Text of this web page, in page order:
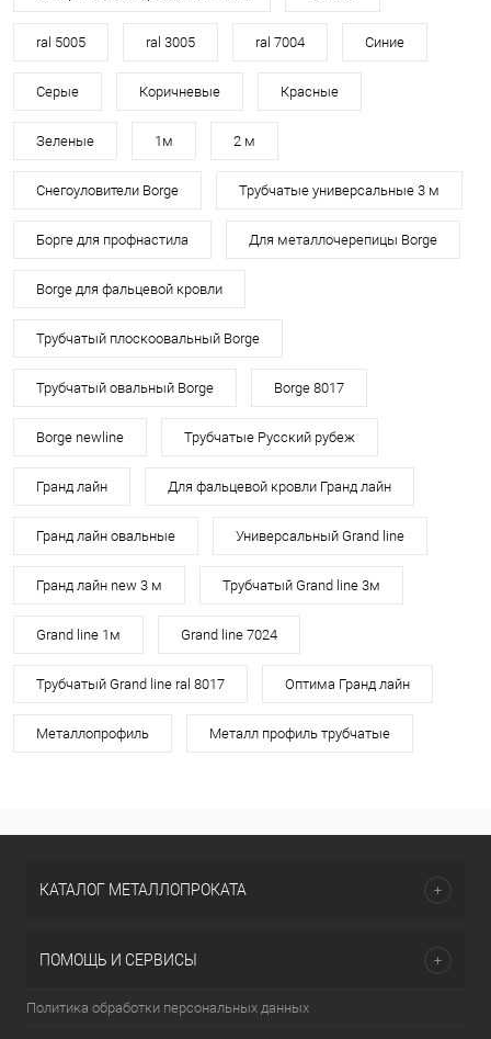
ral 5005 ral 3005 ral 7004 Синие
Серые Коричневые Красные
Зеленые 1м 2 м
Снегоуловители Borge Трубчатые универсальные 3 м
Борге для профнастила Для металлочерепицы Borge
Borge для фальцевой кровли
Трубчатый плоскоовальный Borge
Трубчатый овальный Borge Borge 8017
Borge newline Трубчатые Русский рубеж
Гранд лайн Для фальцевой кровли Гранд лайн
Гранд лайн овальные Универсальный Grand line
Гранд лайн new 3 м Трубчатый Grand line 3м
Grand line 1м Grand line 7024
Трубчатый Grand line ral 8017 Оптима Гранд лайн
Металлопрофиль Металл профиль трубчатые
КАТАЛОГ МЕТАЛЛОПРОКАТА
ПОМОЩЬ И СЕРВИСЫ
Политика обработки персональных данных